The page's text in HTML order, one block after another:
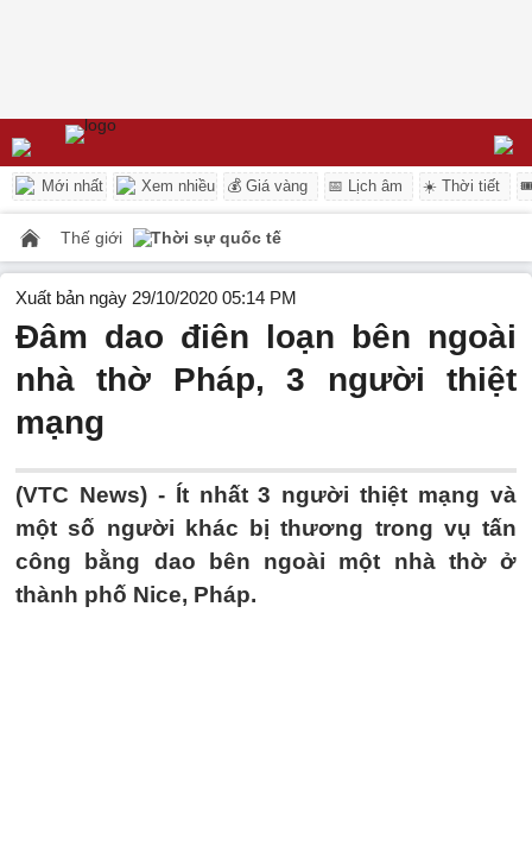
Mới nhất Xem nhiều 💰 Giá vàng 📅 Lịch âm ☀️ Thời tiết
Thế giới Thời sự quốc tế
Xuất bản ngày 29/10/2020 05:14 PM
Đâm dao điên loạn bên ngoài
nhà thờ Pháp, 3 người thiệt
mạng
(VTC News) - Ít nhất 3 người thiệt mạng và
một số người khác bị thương trong vụ tấn
công bằng dao bên ngoài một nhà thờ ở
thành phố Nice, Pháp.